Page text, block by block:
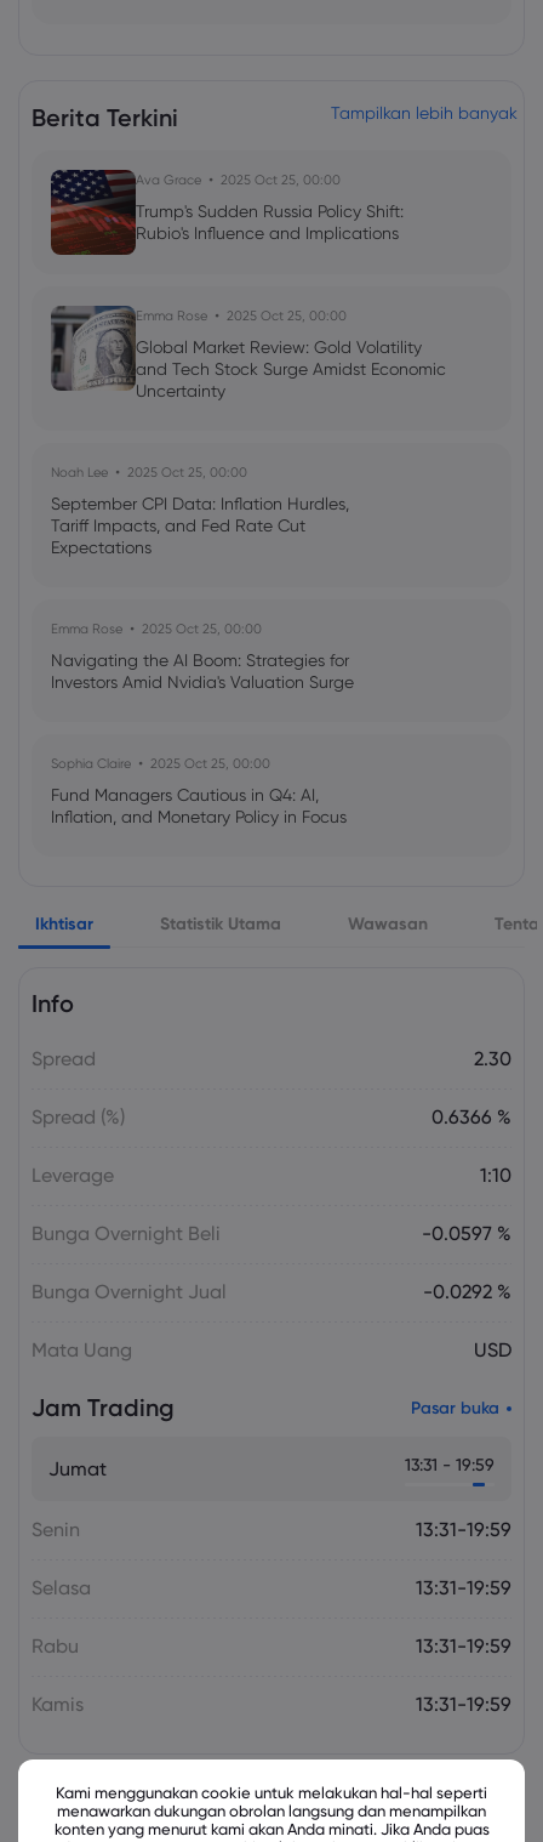
Apollo Global Management's Outlook
Ava Grace
AI Podcast: Fresh Insights on Fed Rate
Cut Timing - News in a New Way
Berita Terkini Tampilkan lebih banyak
Ava Grace 2025 Oct 25, 00:00
Trump's Sudden Russia Policy Shift:
Rubio's Influence and Implications
Emma Rose 2025 Oct 25, 00:00
Global Market Review: Gold Volatility
and Tech Stock Surge Amidst Economic
Uncertainty
Noah Lee 2025 Oct 25, 00:00
September CPI Data: Inflation Hurdles,
Tariff Impacts, and Fed Rate Cut
Expectations
Emma Rose 2025 Oct 25, 00:00
Navigating the AI Boom: Strategies for
Investors Amid Nvidia's Valuation Surge
Sophia Claire 2025 Oct 25, 00:00
Fund Managers Cautious in Q4: AI,
Inflation, and Monetary Policy in Focus
US Government Shutdown Threatens
October Inflation Data Release
US-EU Relations: Russia Sanctions Unite
Ikhtisar Statistik Utama Wawasan
Info
Spread 2.30
Spread (%) 0.6366 %
Leverage 1:10
Bunga Overnight Beli -0.0597 %
Bunga Overnight Jual -0.0292 %
Mata Uang USD
Jam Trading Pasar buka
Jumat 13:31 - 19:59
Senin 13:31-19:59
Selasa 13:31-19:59
Rabu 13:31-19:59
Kamis 13:31-19:59
Instrumen Terkait
Kami menggunakan cookie untuk melakukan hal-hal seperti
menawarkan dukungan obrolan langsung dan menampilkan
konten yang menurut kami akan Anda minati. Jika Anda puas